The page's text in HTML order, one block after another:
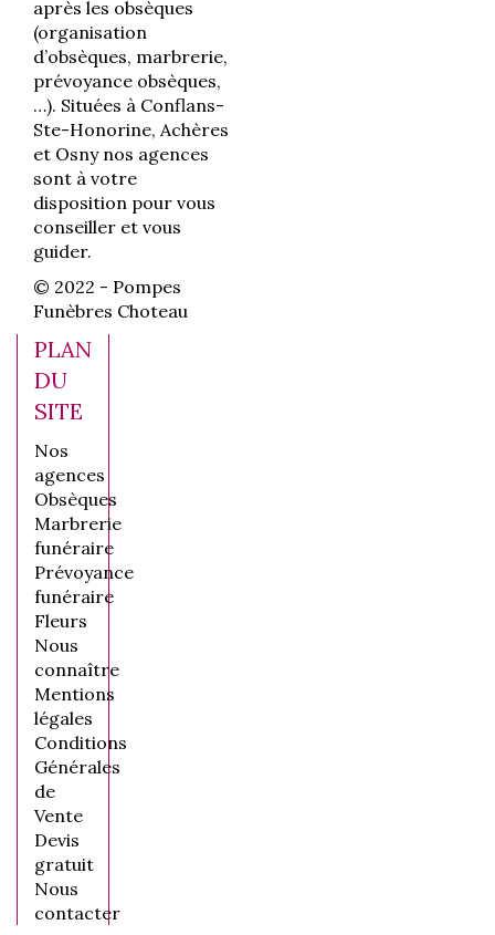
après les obsèques
(organisation
d’obsèques, marbrerie,
prévoyance obsèques,
…). Situées à Conflans-
Ste-Honorine, Achères
et Osny nos agences
sont à votre
disposition pour vous
conseiller et vous
guider.
© 2022 - Pompes
Funèbres Choteau
PLAN
DU
SITE
Nos
agences
Obsèques
Marbrerie
funéraire
Prévoyance
funéraire
Fleurs
Nous
connaître
Mentions
légales
Conditions
Générales
de
Vente
Devis
gratuit
Nous
contacter